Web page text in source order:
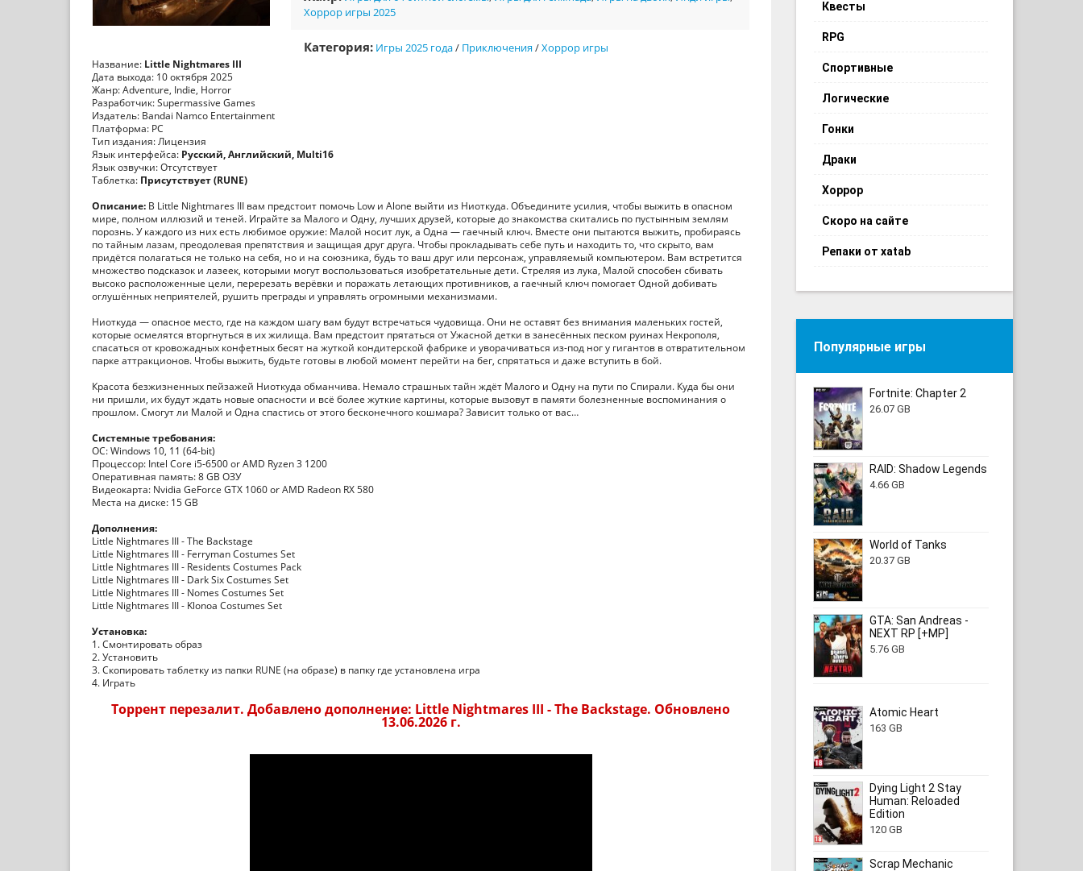
Хоррор игры 2025
Категория: Игры 2025 года/ Приключения/Хоррор игры
Название: Little Nightmares III
Дата выхода: 10 октября 2025
Жанр: Adventure, Indie, Horror
Разработчик: Supermassive Games
Издатель: Bandai Namco Entertainment
Платформа: PC
Тип издания: Лицензия
Язык интерфейса: Русский, Английский, Multi16
Язык озвучки: Отсутствует
Таблетка: Присутствует (RUNE)
Описание: В Little Nightmares III вам предстоит помочь Low и Alone выйти из Ниоткуда. Объедините усилия, чтобы выжить в опасном
мире, полном иллюзий и теней. Играйте за Малого и Одну, лучших друзей, которые до знакомства скитались по пустынным землям
порознь. У каждого из них есть любимое оружие: Малой носит лук, а Одна — гаечный ключ. Вместе они пытаются выжить, пробираясь
по тайным лазам, преодолевая препятствия и защищая друг друга. Чтобы прокладывать себе путь и находить то, что скрыто, вам
придётся полагаться не только на себя, но и на союзника, будь то ваш друг или персонаж, управляемый компьютером. Вам встретится
множество подсказок и лазеек, которыми могут воспользоваться изобретательные дети. Стреляя из лука, Малой способен сбивать
высоко расположенные цели, перерезать верёвки и поражать летающих противников, а гаечный ключ помогает Одной добивать
оглушённых неприятелей, рушить преграды и управлять огромными механизмами.
Ниоткуда — опасное место, где на каждом шагу вам будут встречаться чудовища. Они не оставят без внимания маленьких гостей,
которые осмелятся вторгнуться в их жилища. Вам предстоит прятаться от Ужасной детки в занесённых песком руинах Некрополя,
спасаться от кровожадных конфетных бесят на жуткой кондитерской фабрике и уворачиваться из-под ног у гигантов в отвратительном
парке аттракционов. Чтобы выжить, будьте готовы в любой момент перейти на бег, спрятаться и даже вступить в бой.
Красота безжизненных пейзажей Ниоткуда обманчива. Немало страшных тайн ждёт Малого и Одну на пути по Спирали. Куда бы они
ни пришли, их будут ждать новые опасности и всё более жуткие картины, которые вызовут в памяти болезненные воспоминания о
прошлом. Смогут ли Малой и Одна спастись от этого бесконечного кошмара? Зависит только от вас…
Системные требования:
ОС: Windows 10, 11 (64-bit)
Процессор: Intel Core i5-6500 or AMD Ryzen 3 1200
Оперативная память: 8 GB ОЗУ
Видеокарта: Nvidia GeForce GTX 1060 or AMD Radeon RX 580
Места на диске: 15 GB
Дополнения:
Little Nightmares III - The Backstage
Little Nightmares III - Ferryman Costumes Set
Little Nightmares III - Residents Costumes Pack
Little Nightmares III - Dark Six Costumes Set
Little Nightmares III - Nomes Costumes Set
Little Nightmares III - Klonoa Costumes Set
Установка:
1. Смонтировать образ
2. Установить
3. Скопировать таблетку из папки RUNE (на образе) в папку где установлена игра
4. Играть
Торрент перезалит. Добавлено дополнение: Little Nightmares III - The Backstage. Обновлено
13.06.2026 г.
Квесты
RPG
Спортивные
Логические
Гонки
Драки
Хоррор
Скоро на сайте
Репаки от xatab
Популярные игры
Fortnite: Chapter 2
26.07 GB
RAID: Shadow Legends
4.66 GB
World of Tanks
20.37 GB
GTA: San Andreas -
NEXT RP [+MP]
5.76 GB
Atomic Heart
163 GB
Dying Light 2 Stay
Human: Reloaded
Edition
120 GB
Scrap Mechanic